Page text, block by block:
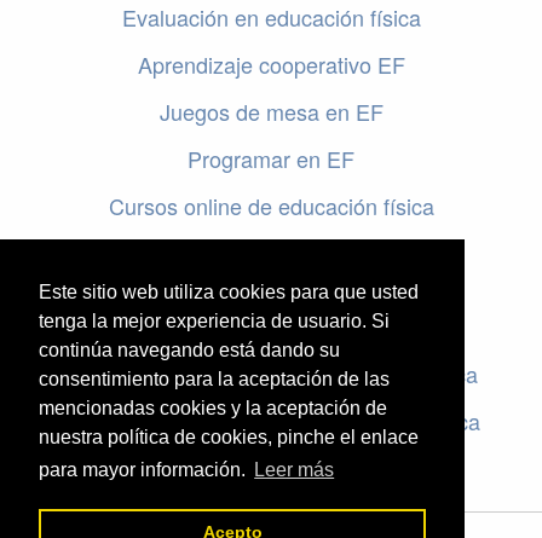
Este sitio web utiliza cookies para que usted
tenga la mejor experiencia de usuario. Si
continúa navegando está dando su
consentimiento para la aceptación de las
mencionadas cookies y la aceptación de
nuestra política de cookies, pinche el enlace
para mayor información.
Leer más
Acepto
Evaluación en educación física
Aprendizaje cooperativo EF
Juegos de mesa en EF
Programar en EF
Cursos online de educación física
Evaluación en educación física
Criterios de evaluación en educación física
Rúbricas de evaluación en educación física